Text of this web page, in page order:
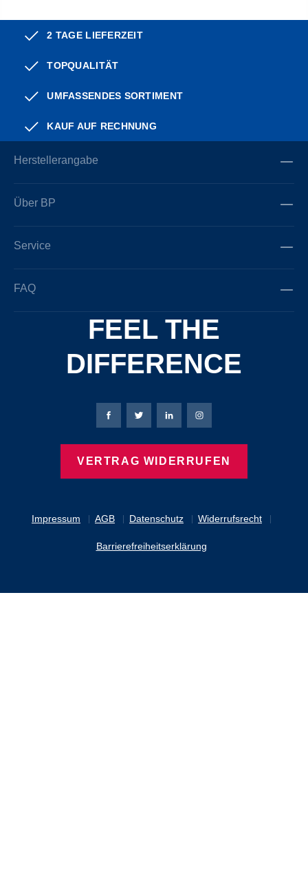
2 TAGE LIEFERZEIT
TOPQUALITÄT
UMFASSENDES SORTIMENT
KAUF AUF RECHNUNG
Herstellerangabe
Über BP
Service
FAQ
FEEL THE
DIFFERENCE
Impressum AGB Datenschutz Widerrufsrecht
Barrierefreiheitserklärung
Bierbaum-Proenen Facebook-Seite
Bierbaum-Proenen Twitter Seite
Bierbaum-Proenen LinkedIn
Bierbaum-Proenen
VERTRAG WIDERRUFEN